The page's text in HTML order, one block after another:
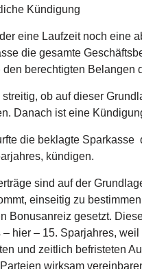
Kündigung
eine Laufzeit noch eine
die gesamte
den berechtigten Belangen
streitig, ob auf dieser
Danach ist eine
die beklagte Sparkasse
kündigen.
sind auf der
einseitig zu
Bonusanreiz gesetzt.
– hier – 15. Sparjahres,
und zeitlich befristeten
wirksam